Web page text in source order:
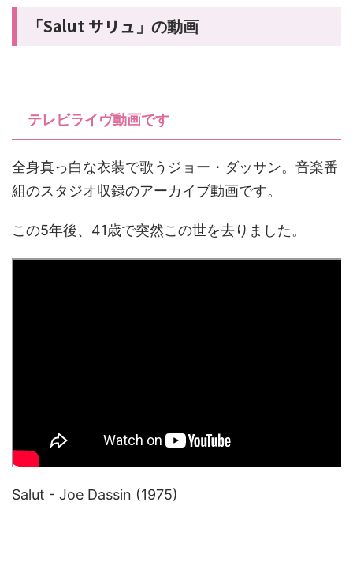
「Salut サリュ 」の動画
テレビライヴ動画です
全身真っ白な衣装で歌うジョー・ダッサン。音楽番
組のスタジオ収録のアーカイブ動画です。
この5年後、41歳で突然この世を去りました。
Salut - Joe Dassin (1975)